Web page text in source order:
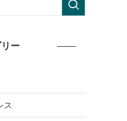
ー
ス